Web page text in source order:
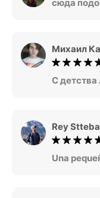
сюда
Михаил
С детства
Rey
Una